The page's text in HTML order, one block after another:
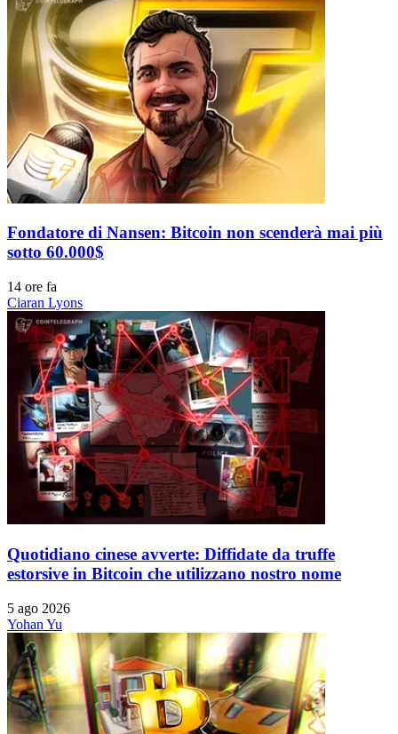
Fondatore di Nansen: Bitcoin non scenderà mai più
sotto 60.000$
14 ore fa
Ciaran Lyons
Quotidiano cinese avverte: Diffidate da truffe
estorsive in Bitcoin che utilizzano nostro nome
5 ago 2026
Yohan Yu